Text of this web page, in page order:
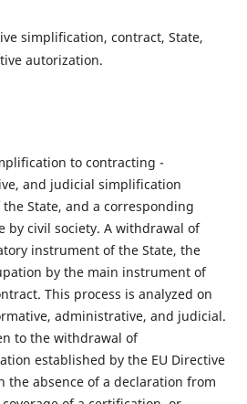
simplification, contract, State,
autorization.
to contracting -
and judicial simplification
State, and a corresponding
by civil society. A withdrawal of
instrument of the State, the
by the main instrument of
This process is analyzed on
administrative, and judicial.
to the withdrawal of
established by the EU Directive
the absence of a declaration from